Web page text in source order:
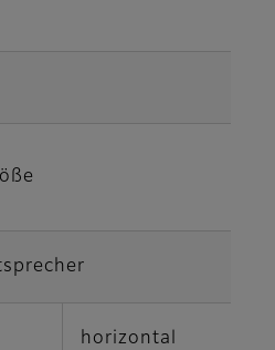
horizontal